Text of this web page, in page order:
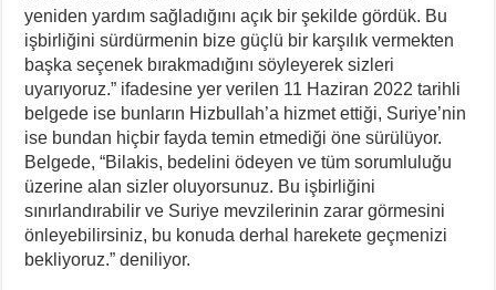
yeniden yardım sağladığını açık bir şekilde gördük. Bu
işbirliğini sürdürmenin bize güçlü bir karşılık vermekten
başka seçenek bırakmadığını söyleyerek sizleri
uyarıyoruz.” ifadesine yer verilen 11 Haziran 2022 tarihli
belgede ise bunların Hizbullah’a hizmet ettiği, Suriye’nin
ise bundan hiçbir fayda temin etmediği öne sürülüyor.
Belgede, “Bilakis, bedelini ödeyen ve tüm sorumluluğu
üzerine alan sizler oluyorsunuz. Bu işbirliğini
sınırlandırabilir ve Suriye mevzilerinin zarar görmesini
önleyebilirsiniz, bu konuda derhal harekete geçmenizi
bekliyoruz.” deniliyor.